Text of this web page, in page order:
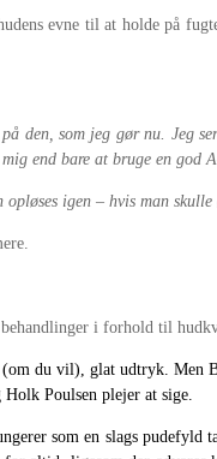
evne til at holde på
den, som jeg gør nu.
end bare at bruge en
igen – hvis man skulle
i forhold til
du vil), glat udtryk. Men
Poulsen plejer at sige.
som en slags